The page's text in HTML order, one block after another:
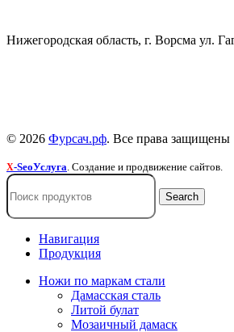
Нижегородская область, г. Ворсма ул.
© 2026 Фурсач.рф. Все права защищены
X-SeoУслуга. Создание и продвижение сайтов.
Search
Навигация
Продукция
Ножи по маркам стали
Дамасская сталь
Литой булат
Мозаичный дамаск